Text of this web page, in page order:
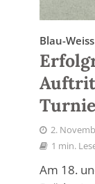
Blau-
2.
1 min.
Am 18.